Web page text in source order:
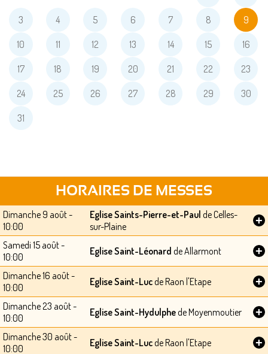
3 4 5 6 7 8 9
10 11 12 13 14 15 16
17 18 19 20 21 22 23
24 25 26 27 28 29 30
31
HORAIRES DE MESSES
Dimanche 9 août -
10:00
Eglise Saints-Pierre-et-Paul de Celles-
sur-Plaine
+
Samedi 15 août -
10:00
Eglise Saint-Léonard de Allarmont +
Dimanche 16 août -
10:00
Eglise Saint-Lucde Raon l'Etape +
Dimanche 23 août -
10:00
Eglise Saint-Hydulphede Moyenmoutier +
Dimanche 30 août -
10:00
Eglise Saint-Lucde Raon l'Etape +